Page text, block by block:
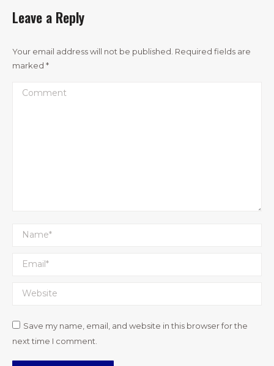
Leave a Reply
Your email address will not be published. Required fields are
marked *
Comment
Name *
Email *
Website
Save my name, email, and website in this browser for the
next time I comment.